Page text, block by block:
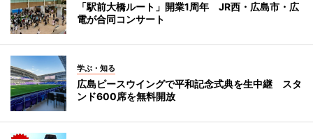
「駅前大橋ルート」開業1周年 JR西・広島市・広
電が合同コンサート
学ぶ・知る
広島ピースウイングで平和記念式典を生中継 スタ
ンド600席を無料開放